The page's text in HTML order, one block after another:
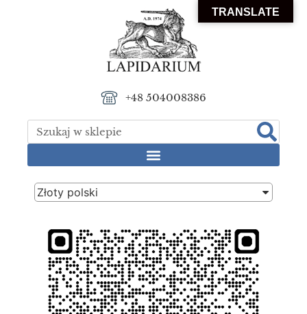
+48 504008386
Złoty polski
TRANSLATE